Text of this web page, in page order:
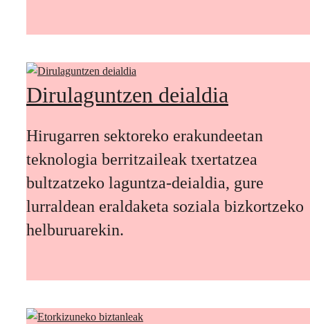
Dirulaguntzen deialdia
Hirugarren sektoreko erakundeetan
teknologia berritzaileak txertatzea
bultzatzeko laguntza-deialdia, gure
lurraldean eraldaketa soziala bizkortzeko
helburuarekin.